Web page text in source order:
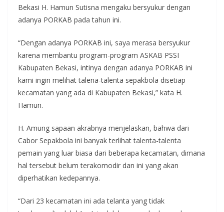
Bekasi H. Hamun Sutisna mengaku bersyukur dengan
adanya PORKAB pada tahun ini.
“Dengan adanya PORKAB ini, saya merasa bersyukur
karena membantu program-program ASKAB PSSI
Kabupaten Bekasi, intinya dengan adanya PORKAB ini
kami ingin melihat talena-talenta sepakbola disetiap
kecamatan yang ada di Kabupaten Bekasi,” kata H.
Hamun.
H. Amung sapaan akrabnya menjelaskan, bahwa dari
Cabor Sepakbola ini banyak terlihat talenta-talenta
pemain yang luar biasa dari beberapa kecamatan, dimana
hal tersebut belum terakomodir dan ini yang akan
diperhatikan kedepannya.
“Dari 23 kecamatan ini ada telanta yang tidak